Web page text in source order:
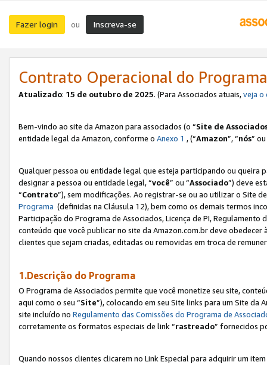
Fazer login ou Inscreva-se
Contrato Operacional do
Atualizado: 15 de outubro de 2025. (Para Associados atuais,veja o
Bem-vindo ao site da Amazon para associados (o “Site de
entidade legal da Amazon, conforme o Anexo 1 , (“Amazon”, “nós”
Qualquer pessoa ou entidade legal que esteja participando ou queira
designar a pessoa ou entidade legal, “você” ou “Associado”) deve
“Contrato”), sem modificações. Ao registrar-se ou ao utilizar o Site
Programa (definidas na Cláusula 12), bem como os demais termos
Participação do Programa de Associados, Licença de PI,
conteúdo que você publicar no site da Amazon.com.br deve
clientes que sejam criadas, editadas ou removidas em troca de
1.Descrição do Programa
O Programa de Associados permite que você monetize seu site,
aqui como o seu “Site”), colocando em seu Site links para um Site da
site incluído no Regulamento das Comissões do Programa de
corretamente os formatos especiais de link “rastreado” fornecidos
Quando nossos clientes clicarem no Link Especial para adquirir um